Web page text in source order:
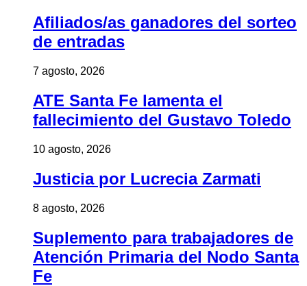
Afiliados/as ganadores del sorteo
de entradas
7 agosto, 2026
ATE Santa Fe lamenta el
fallecimiento del Gustavo Toledo
10 agosto, 2026
Justicia por Lucrecia Zarmati
8 agosto, 2026
Suplemento para trabajadores de
Atención Primaria del Nodo Santa
Fe